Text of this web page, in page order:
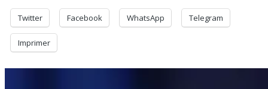
Twitter Facebook WhatsApp Telegram
Imprimer